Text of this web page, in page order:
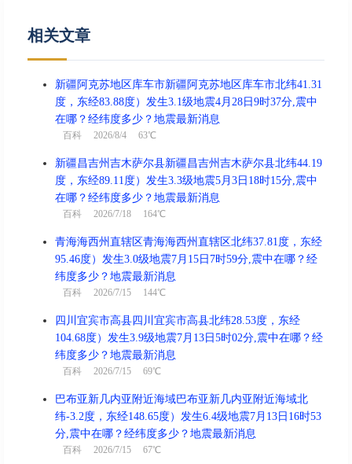
相关文章
新疆阿克苏地区库车市新疆阿克苏地区库车市北纬41.31
度，东经83.88度）发生3.1级地震4月28日9时37分,震中
在哪？经纬度多少？地震最新消息
百科 2026/8/4 63℃
新疆昌吉州吉木萨尔县新疆昌吉州吉木萨尔县北纬44.19
度，东经89.11度）发生3.3级地震5月3日18时15分,震中
在哪？经纬度多少？地震最新消息
百科 2026/7/18 164℃
青海海西州直辖区青海海西州直辖区北纬37.81度，东经
95.46度）发生3.0级地震7月15日7时59分,震中在哪？经
纬度多少？地震最新消息
百科 2026/7/15 144℃
四川宜宾市高县四川宜宾市高县北纬28.53度，东经
104.68度）发生3.9级地震7月13日5时02分,震中在哪？经
纬度多少？地震最新消息
百科 2026/7/15 69℃
巴布亚新几内亚附近海域巴布亚新几内亚附近海域北
纬-3.2度，东经148.65度）发生6.4级地震7月13日16时53
分,震中在哪？经纬度多少？地震最新消息
百科 2026/7/15 67℃